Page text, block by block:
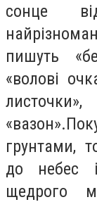
сонце
пишуть
«волові
грунтами,
до небес
щедрого